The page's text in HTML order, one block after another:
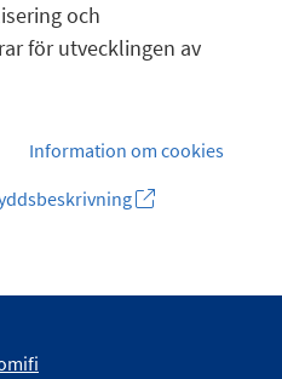
och
för utvecklingen av
Information om cookies